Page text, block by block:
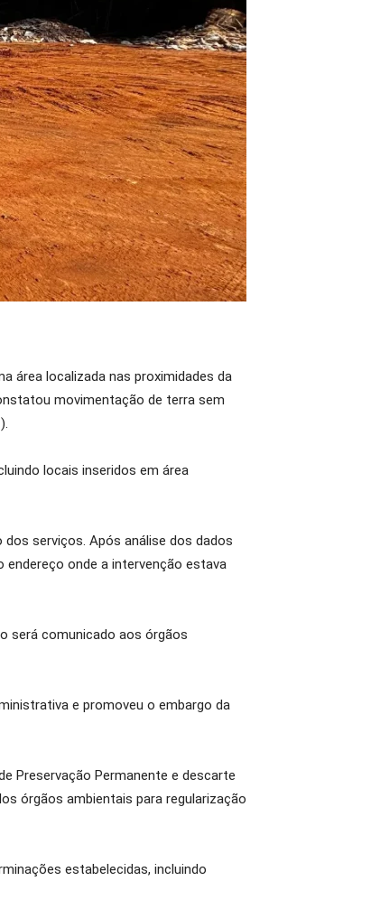
área localizada nas proximidades da
movimentação de terra sem
locais inseridos em área
serviços. Após análise dos dados
onde a intervenção estava
será comunicado aos órgãos
e promoveu o embargo da
Preservação Permanente e descarte
órgãos ambientais para regularização
estabelecidas, incluindo